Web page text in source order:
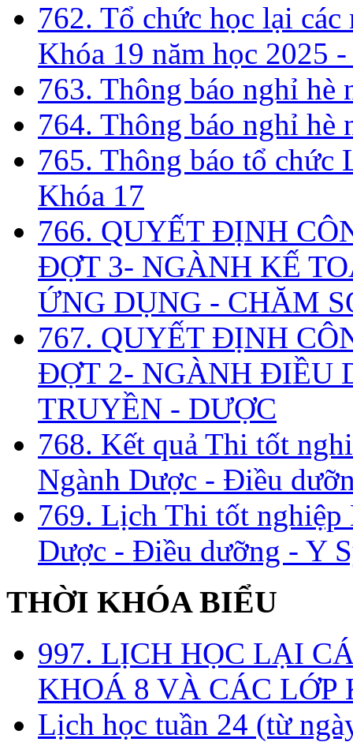
762. Tổ chức học lại
Khóa 19 năm học 2025
763. Thông báo nghỉ hè
764. Thông báo nghỉ hè
765. Thông báo tổ chức
Khóa 17
766. QUYẾT ĐỊNH
ĐỢT 3- NGÀNH KẾ
ỨNG DỤNG - CHĂM
767. QUYẾT ĐỊNH
ĐỢT 2- NGÀNH ĐIỀU
TRUYỀN - DƯỢC
768. Kết quả Thi tốt
Ngành Dược - Điều
769. Lịch Thi tốt
Dược - Điều dưỡng - Y
THỜI KHÓA BIỂU
997. LỊCH HỌC LẠI
KHOÁ 8 VÀ CÁC LỚP
Lịch học tuần 24 (từ